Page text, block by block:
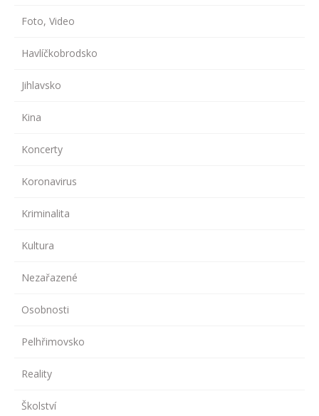
Foto, Video
Havlíčkobrodsko
Jihlavsko
Kina
Koncerty
Koronavirus
Kriminalita
Kultura
Nezařazené
Osobnosti
Pelhřimovsko
Reality
Školství